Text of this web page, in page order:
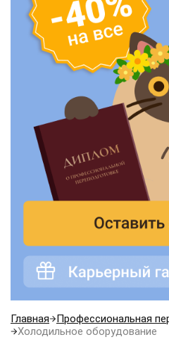
Главная
Профессиональная
Холодильное оборудование